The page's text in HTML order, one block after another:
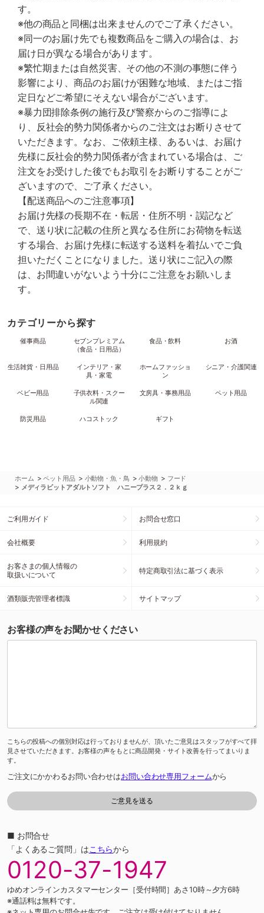
す。
※他の商品と同梱は出来ませんのでご了承ください。
※同一のお届け先でも複数商品をご購入の場合は、お
届け日が異なる場合があります。
※繁忙期または自然災害、その他の不測の事態に伴う
影響により、商品のお届けが困難な地域、またはご指
定日などご希望にそえない場合がございます。
※暴力団排除条例の施行及び警察からのご指導によ
り、反社会的勢力関係者からのご注文はお断りさせて
いただきます。なお、ご依頼主様、あるいは、お届け
先様に反社会的勢力関係者が含まれている場合は、ご
注文をお受けした後でもお取引をお断りすることがご
ざいますので、ご了承ください。
【配送商品へのご注意事項】
お届け先様の長期不在・転居・住所不明・誤記など
で、送り状に記載の住所と異なる住所にお荷物を転送
する場合、お届け先様に転送する送料を着払いでご負
担いただくことになりました。送り状にご記入の際
は、お間違いがないよう十分にご注意をお願いしま
す。
カテゴリーから探す
催事商品
セブンプレミアム
（食品・日用品）
食品・飲料 お酒
生活雑貨・日用品
インテリア・家
具・家電
ホームファッショ
ン
シニア・介護関連
ベビー用品
子供衣料・スクー
ル関連
文房具・事務用品 ペット用品
防災用品 ハコストック ギフト
ホーム >ペット用品 > 小動物・魚・鳥 >小動物 > フード
> メディラビットアダルトソフト ハニープラス２．２ｋｇ
ご利用ガイド お問合せ窓口
会社概要 利用規約
お客さまの個人情報の
取扱いについて
特定商取引法に基づく表示
酒類販売管理者標識 サイトマップ
お客様の声をお聞かせください
こちらの投稿への個別対応は行っておりませんが、頂いたご意見はスタッフがすべて拝
見させていただきます。お客様の声をもとに商品開発・サイト改善を行ってまいりま
す。
ご注文にかかわるお問い合わせはお問い合わせ専用フォームから
■ お問合せ
「よくあるご質問」はこちらから
0120-37-1947
ゆめオンラインカスタマーセンター［受付時間］あさ10時～夕方6時
※通話料は無料です。